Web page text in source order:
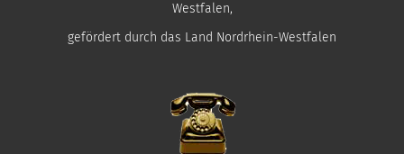
Westfalen,
gefördert durch das Land Nordrhein-Westfalen